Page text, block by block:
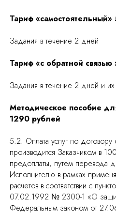
Тариф
Задания в течение 2 дней
Тариф «с обратной
Задания в течение 2 дней и
Методическое пособие
1290 рублей
5.2. Оплата услуг по договору
производится Заказчиком в
предоплаты, путем перевода
Исполнителю в рамках
расчетов в соответствии с
07.02.1992 № 2300-1 «О
Федеральным законом от